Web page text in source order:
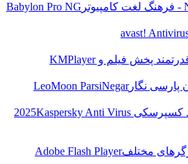
Babylon Pro NG
avast!
قدرتمند پخش فیلم وKMPlayer
پارسی نگارLeoMoon ParsiNegar
2025
Kaspersky Anti Virus
مختلفAdobe Flash Player